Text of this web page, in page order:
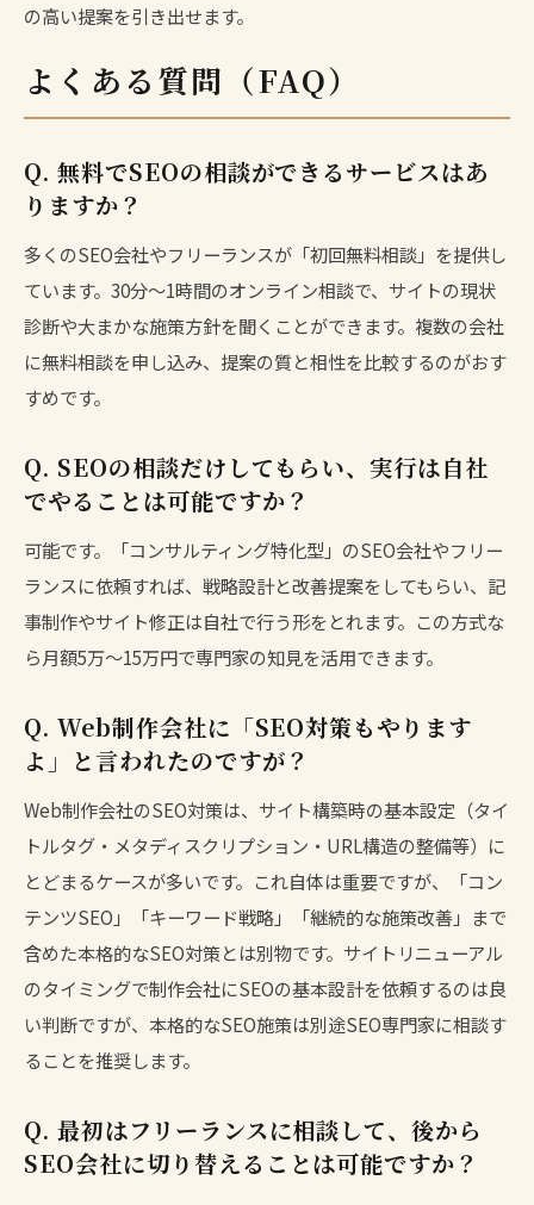
の高い提案を引き出せます。
よくある質問（FAQ）
Q. 無料でSEOの相談ができるサービスはあ
りますか？
多くのSEO会社やフリーランスが「初回無料相談」を提供し
ています。30分〜1時間のオンライン相談で、サイトの現状
診断や大まかな施策方針を聞くことができます。複数の会社
に無料相談を申し込み、提案の質と相性を比較するのがおす
すめです。
Q. SEOの相談だけしてもらい、実行は自社
でやることは可能ですか？
可能です。「コンサルティング特化型」のSEO会社やフリー
ランスに依頼すれば、戦略設計と改善提案をしてもらい、記
事制作やサイト修正は自社で行う形をとれます。この方式な
ら月額5万〜15万円で専門家の知見を活用できます。
Q. Web制作会社に「SEO対策もやります
よ」と言われたのですが？
Web制作会社のSEO対策は、サイト構築時の基本設定（タイ
トルタグ・メタディスクリプション・URL構造の整備等）に
とどまるケースが多いです。これ自体は重要ですが、「コン
テンツSEO」「キーワード戦略」「継続的な施策改善」まで
含めた本格的なSEO対策とは別物です。サイトリニューアル
のタイミングで制作会社にSEOの基本設計を依頼するのは良
い判断ですが、本格的なSEO施策は別途SEO専門家に相談す
ることを推奨します。
Q. 最初はフリーランスに相談して、後から
SEO会社に切り替えることは可能ですか？